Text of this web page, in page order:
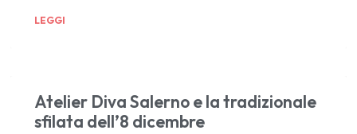
LEGGI
Atelier Diva Salerno e la tradizionale
sfilata dell’8 dicembre